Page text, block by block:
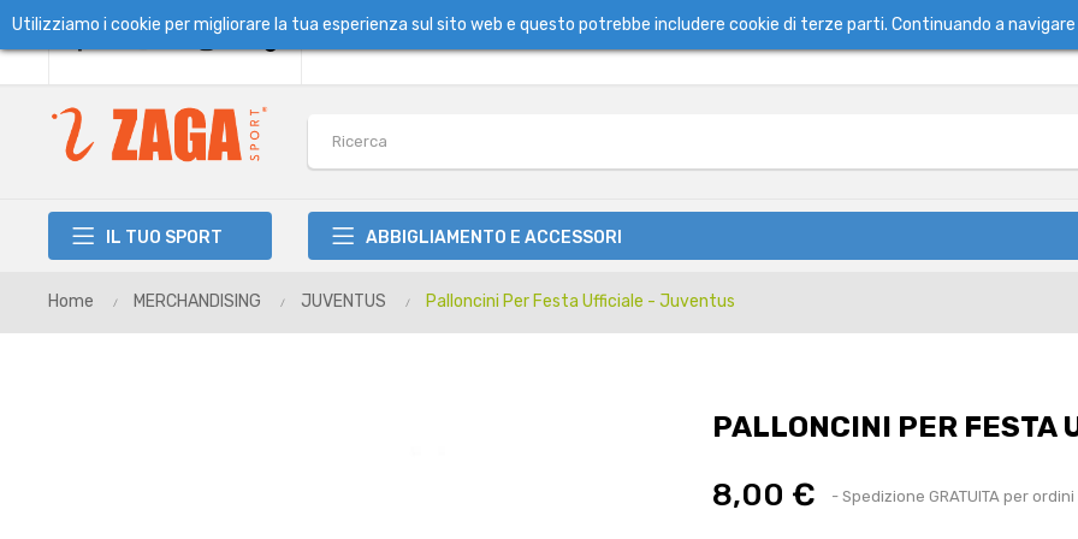
IL TUO SPORT ABBIGLIAMENTO E ACCESSORI
Home MERCHANDISING JUVENTUS Palloncini Per Festa Ufficiale - Juventus
PALLONCINI PER FESTA
8,00 € - Spedizione GRATUITA per
Utilizziamo i cookie per migliorare la tua esperienza sul sito web e questo potrebbe includere cookie di terze parti. Continuando a